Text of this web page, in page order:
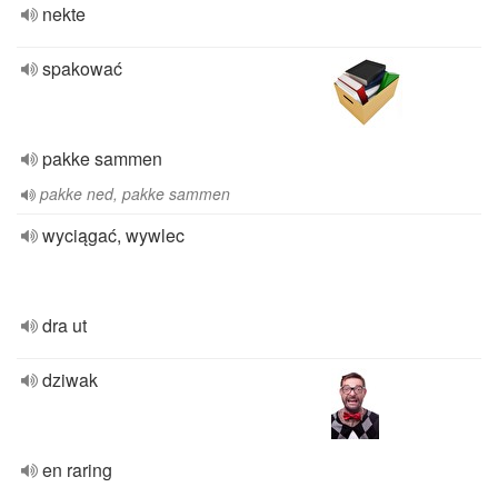
nekte
spakować
pakke sammen
pakke ned, pakke sammen
wyciągać, wywlec
dra ut
dziwak
en raring